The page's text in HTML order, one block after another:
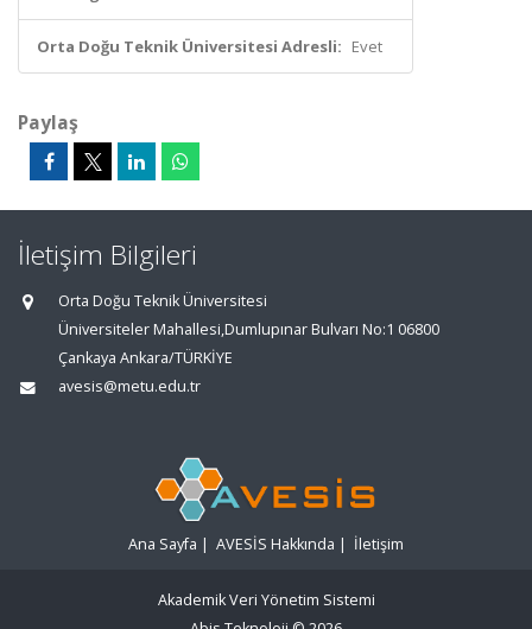
Orta Doğu Teknik Üniversitesi Adresli: Evet
Paylaş
İletişim Bilgileri
Orta Doğu Teknik Üniversitesi
Üniversiteler Mahallesi,Dumlupınar Bulvarı No:1 06800
Çankaya Ankara/TÜRKİYE
avesis@metu.edu.tr
Ana Sayfa | AVESİS Hakkında | İletişim
Akademik Veri Yönetim Sistemi